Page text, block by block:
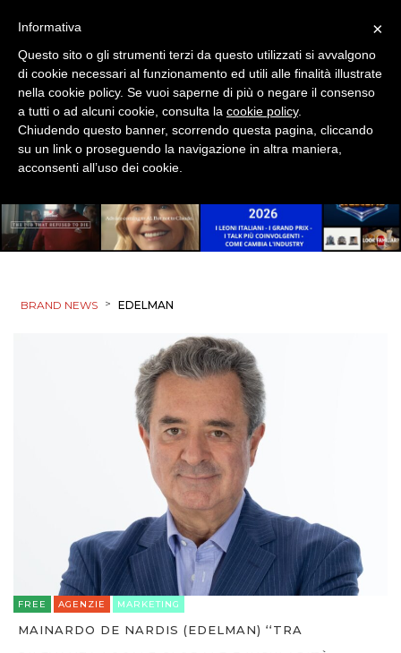
BRAND NEWS > EDELMAN
FREE AGENZIE MARKETING
MAINARDO DE NARDIS (EDELMAN) ‘‘TRA
×
Informativa
Questo sito o gli strumenti terzi da questo utilizzati si avvalgono
di cookie necessari al funzionamento ed utili alle finalità illustrate
nella cookie policy. Se vuoi saperne di più o negare il consenso
a tutti o ad alcuni cookie, consulta la cookie policy.
Chiudendo questo banner, scorrendo questa pagina, cliccando
su un link o proseguendo la navigazione in altra maniera,
acconsenti all’uso dei cookie.